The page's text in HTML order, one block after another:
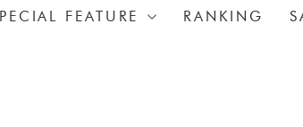
FEATURE RANKING